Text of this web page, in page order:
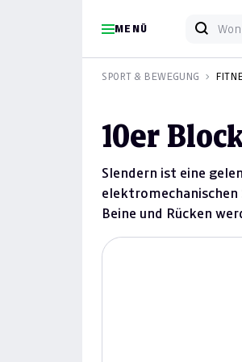
MENÜ
SPORT & BEWEGUNG
10er
Slendern ist eine
Beine und Rücken